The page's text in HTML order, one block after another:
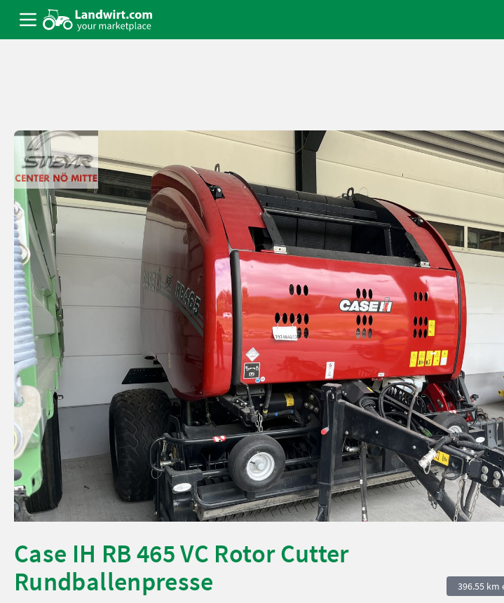
Case IH RB 465 VC Rotor Cutter
Rundballenpresse
396.55